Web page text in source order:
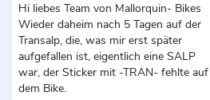
Hi liebes Team von Mallorquin- Bikes
Wieder daheim nach 5 Tagen auf der
Transalp, die, was mir erst später
aufgefallen ist, eigentlich eine SALP
war, der Sticker mit -TRAN- fehlte auf
dem Bike.